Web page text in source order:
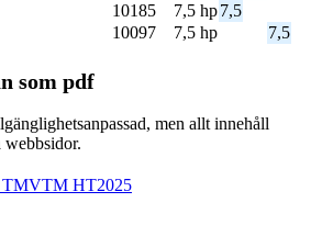
10185 7,5 hp7,5
10097 7,5 hp 7,5
som pdf
men allt inne­håll
webb­sidor.
TMVTM HT2025